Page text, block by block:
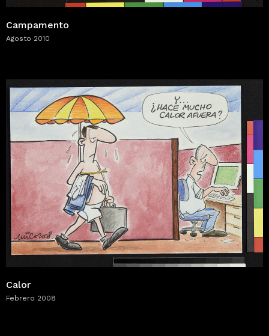
Campamento
Agosto 2010
Calor
Febrero 2008